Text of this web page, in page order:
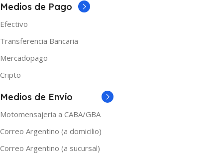
MARCAS Geek Vape
Medios de Pago
Efectivo
Transferencia Bancaria
Mercadopago
Cripto
Medios de Envío
Motomensajeria a CABA/GBA
Correo Argentino (a domicilio)
Correo Argentino (a sucursal)